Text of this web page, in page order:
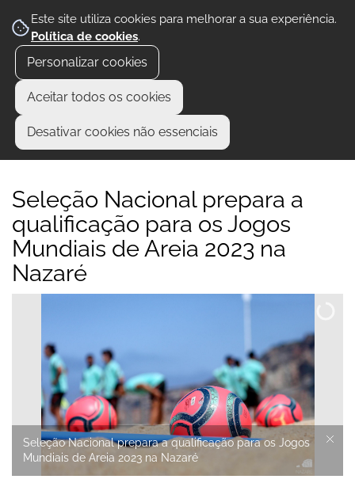
Este site utiliza cookies para melhorar a sua experiência.
Política de cookies.
Personalizar cookies
Aceitar todos os cookies
Desativar cookies não essenciais
Seleção Nacional prepara a
qualificação para os Jogos
Mundiais de Areia 2023 na
Nazaré
Seleção Nacional prepara a qualificação para os Jogos
Mundiais de Areia 2023 na Nazaré